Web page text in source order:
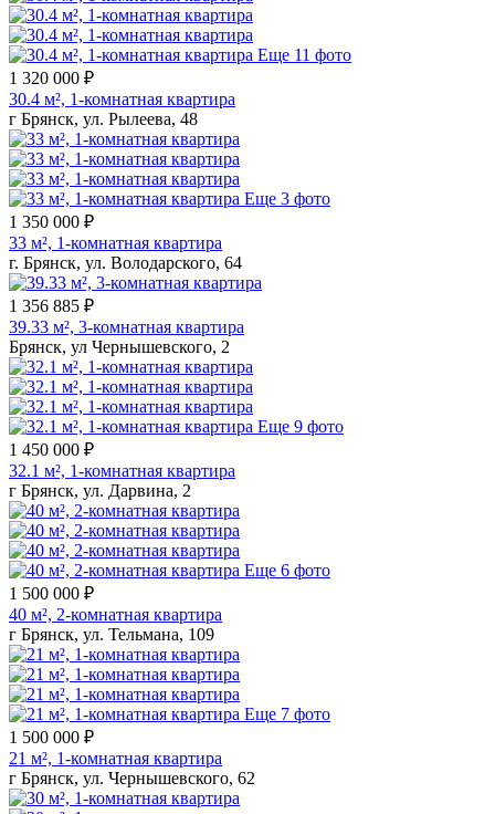
Еще 11 фото
1 320 000 ₽
30.4 м², 1-комнатная квартира
г Брянск, ул. Рылеева, 48
Еще 3 фото
1 350 000 ₽
33 м², 1-комнатная квартира
г. Брянск, ул. Володарского, 64
1 356 885 ₽
39.33 м², 3-комнатная квартира
Брянск, ул Чернышевского, 2
Еще 9 фото
1 450 000 ₽
32.1 м², 1-комнатная квартира
г Брянск, ул. Дарвина, 2
Еще 6 фото
1 500 000 ₽
40 м², 2-комнатная квартира
г Брянск, ул. Тельмана, 109
Еще 7 фото
1 500 000 ₽
21 м², 1-комнатная квартира
г Брянск, ул. Чернышевского, 62